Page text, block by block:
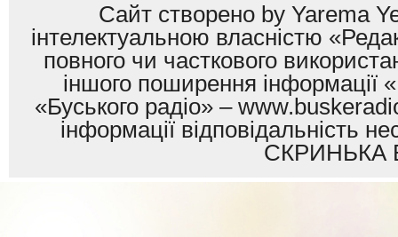
Сайт створено by Yarema
інтелектуальною власністю
повного чи часткового
іншого поширення інформації
«Буського радіо» –
інформації
СКРИНЬКА